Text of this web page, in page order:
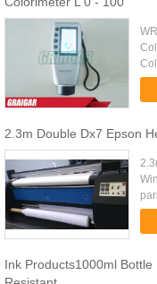
2.3m Double Dx7 Epson
Ink Products1000ml